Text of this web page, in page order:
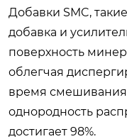
Добавки SMC,
добавка и
поверхность
облегчая
время смешивания
однородность
достигает 98%.